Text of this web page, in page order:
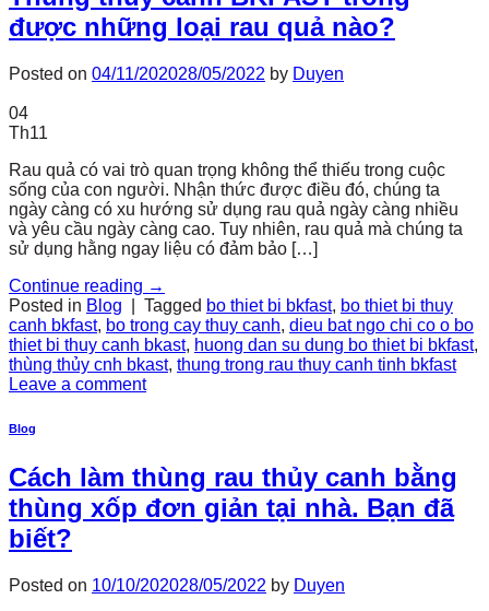
được những loại rau quả nào?
Posted on 04/11/202028/05/2022 by Duyen
04
Th11
Rau quả có vai trò quan trọng không thể thiếu trong cuộc
sống của con người. Nhận thức được điều đó, chúng ta
ngày càng có xu hướng sử dụng rau quả ngày càng nhiều
và yêu cầu ngày càng cao. Tuy nhiên, rau quả mà chúng ta
sử dụng hằng ngay liệu có đảm bảo […]
Continue reading →
Posted in Blog Tagged bo thiet bi bkfast, bo thiet bi thuy
canh bkfast, bo trong cay thuy canh, dieu bat ngo chi co o bo
thiet bi thuy canh bkast, huong dan su dung bo thiet bi bkfast,
thùng thủy cnh bkast, thung trong rau thuy canh tinh bkfast
Leave a comment
Blog
Cách làm thùng rau thủy canh bằng
thùng xốp đơn giản tại nhà. Bạn đã
biết?
Posted on 10/10/202028/05/2022 by Duyen